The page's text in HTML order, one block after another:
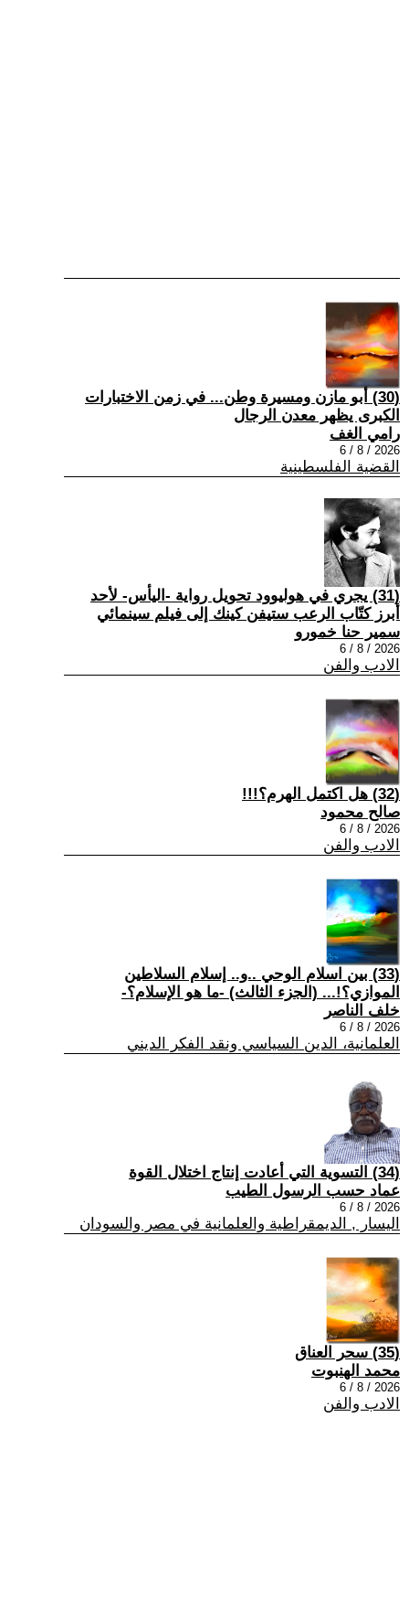
(30) أبو مازن ومسيرة وطن... في زمن الاختبارات
الكبرى يظهر معدن الرجال
رامي الغف
2026 / 8 / 6
القضية الفلسطينية
(31) يجري في هوليوود تحويل رواية -اليأس- لأحد
أبرز كتّاب الرعب ستيفن كينك إلى فيلم سينمائي
سمير حنا خمورو
2026 / 8 / 6
الادب والفن
(32) هل اكتمل الهرم؟!!!
صالح محمود
2026 / 8 / 6
الادب والفن
(33) بين اسلام الوحي ..و.. إسلام السلاطين
الموازي؟!... (الجزء الثالث) -ما هو الإسلام؟-
خلف الناصر
2026 / 8 / 6
العلمانية، الدين السياسي ونقد الفكر الديني
(34) التسوية التي أعادت إنتاج اختلال القوة
عماد حسب الرسول الطيب
2026 / 8 / 6
اليسار , الديمقراطية والعلمانية في مصر والسودان
(35) سحر العناق
محمد الهنبوت
2026 / 8 / 6
الادب والفن